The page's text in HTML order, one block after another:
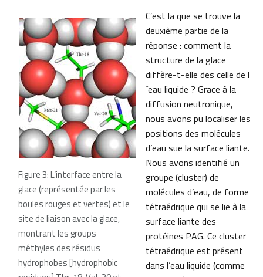
Figure 3: L’interface entre la
glace (représentée par les
boules rouges et vertes) et le
site de liaison avec la glace,
montrant les groups
méthyles des résidus
hydrophobes [hydrophobic
C’est la que se trouve la
deuxième partie de la
réponse : comment la
structure de la glace
diffère-t-elle des celle de l
´eau liquide ? Grace à la
diffusion neutronique,
nous avons pu localiser les
positions des molécules
d’eau sue la surface liante.
Nous avons identifié un
groupe (cluster) de
molécules d’eau, de forme
tétraédrique qui se lie à la
surface liante des
protéines PAG. Ce cluster
tétraédrique est présent
dans l’eau liquide (comme